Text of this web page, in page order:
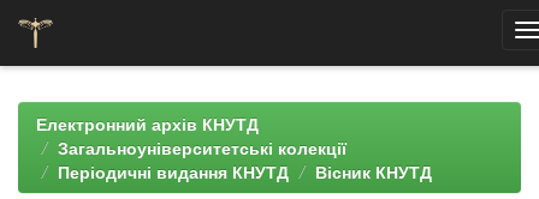
navigationЕлектронний архів КНУТД
Загальноуніверситетські колекції
Періодичні видання КНУТД
Вісник КНУТД